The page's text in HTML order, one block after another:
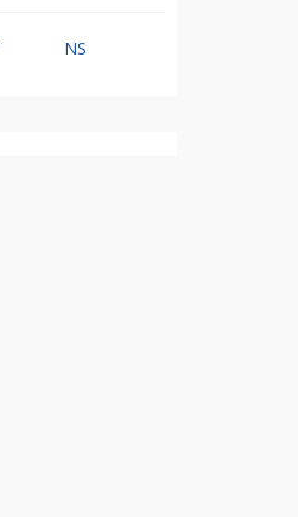
NS